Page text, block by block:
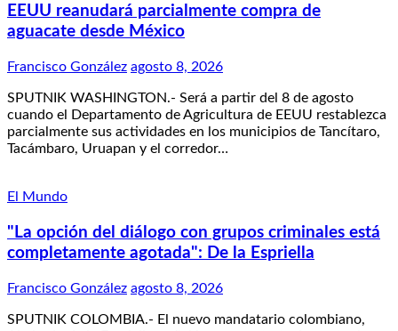
EEUU reanudará parcialmente compra de
aguacate desde México
Francisco González agosto 8, 2026
SPUTNIK WASHINGTON.- Será a partir del 8 de agosto
cuando el Departamento de Agricultura de EEUU restablezca
parcialmente sus actividades en los municipios de Tancítaro,
Tacámbaro, Uruapan y el corredor…
El Mundo
"La opción del diálogo con grupos criminales está
completamente agotada": De la Espriella
Francisco González agosto 8, 2026
SPUTNIK COLOMBIA.- El nuevo mandatario colombiano,